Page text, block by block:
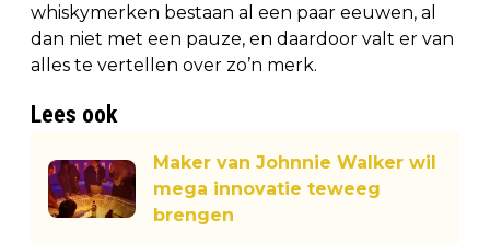
whiskymerken bestaan al een paar eeuwen, al
dan niet met een pauze, en daardoor valt er van
alles te vertellen over zo’n merk.
Lees ook
Maker van Johnnie Walker wil
mega innovatie teweeg
brengen